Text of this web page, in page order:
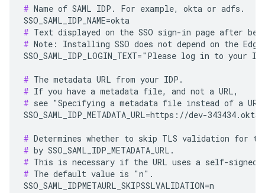
# Name of SAML IDP. For example, okta or adfs.
#
# Note: Installing SSO does not depend on the
SSO_SAML_IDP_LOGIN_TEXT="Please log in to your
#
#
# see "Specifying a metadata file instead of a
SSO_SAML_IDP_METADATA_URL=https://dev-
#
#
#
# The default value is "n".
SSO_SAML_IDPMETAURL_SKIPSSLVALIDATION=n